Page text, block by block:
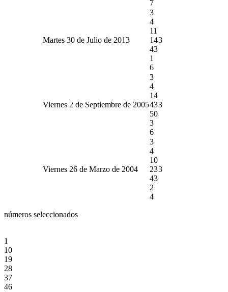
7
Martes 30 de Julio de 2013
3
4
11
14
43
1
6
3
Viernes 2 de Septiembre de 2005
3
4
14
43
50
3
6
3
Viernes 26 de Marzo de 2004
3
4
10
23
43
2
4
3
números seleccionados
1
10
19
28
37
46